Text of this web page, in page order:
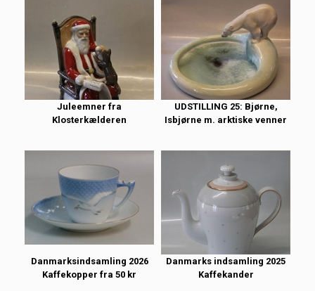
Juleemner fra
Klosterkælderen
UDSTILLING 25: Bjørne,
Isbjørne m. arktiske venner
Danmarksindsamling 2026
Kaffekopper fra 50 kr
Danmarks indsamling 2025
Kaffekander